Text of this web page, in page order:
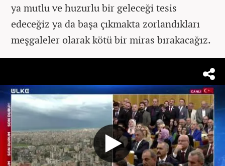
ya mutlu ve huzurlu bir geleceği tesis
edeceğiz ya da başa çıkmakta zorlandıkları
meşgaleler olarak kötü bir miras bırakacağız.